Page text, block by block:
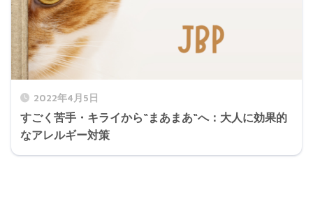
2022年4月5日
すごく苦手・キライから“まあまあ“へ：大人に効果的
なアレルギー対策